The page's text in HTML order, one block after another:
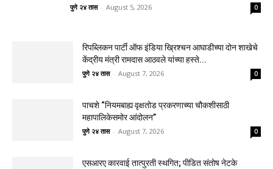
पुणे २४ तास - August 5, 2026 0
रिपब्लिकन पार्टी ऑफ इंडिया ख्रिश्चन आघाडीच्या दोन शाखेचे
केंद्रीय मंत्री रामदास आठवले यांच्या हस्ते...
पुणे २४ तास - August 7, 2026 0
पाचशे “नियमबाह्य वृक्षतोड प्रकरणाच्या चौकशीसाठी
महापालिकेसमोर आंदोलन”
पुणे २४ तास - August 7, 2026 0
एसआरए कारवाई तात्पुरती स्थगित; पीडित संतोष नेटके